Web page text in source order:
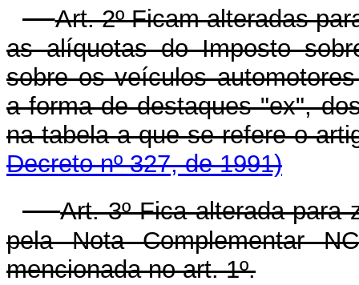
Art. 2º Ficam alteradas
as alíquotas do Imposto
sobre os veículos
a forma de destaques "ex",
na tabela a que se refere
Decreto nº 327, de 1991)
Art. 3º Fica alterada para
pela Nota Complementar
mencionada no art. 1º.